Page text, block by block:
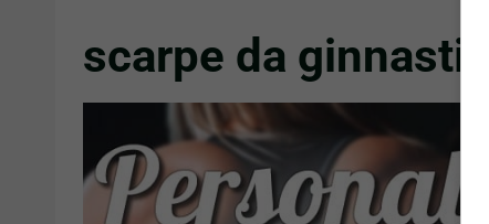
scarpe da ginnastica